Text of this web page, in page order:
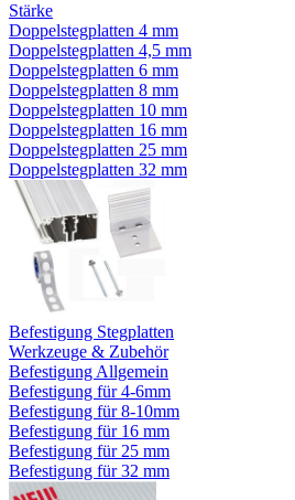
Stärke
Doppelstegplatten 4 mm
Doppelstegplatten 4,5 mm
Doppelstegplatten 6 mm
Doppelstegplatten 8 mm
Doppelstegplatten 10 mm
Doppelstegplatten 16 mm
Doppelstegplatten 25 mm
Doppelstegplatten 32 mm
Befestigung Stegplatten
Werkzeuge & Zubehör
Befestigung Allgemein
Befestigung für 4-6mm
Befestigung für 8-10mm
Befestigung für 16 mm
Befestigung für 25 mm
Befestigung für 32 mm